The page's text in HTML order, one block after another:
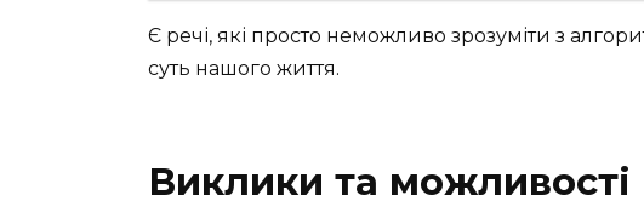
Є речі, які просто неможливо зрозуміти з
суть нашого життя.
Виклики та можливості